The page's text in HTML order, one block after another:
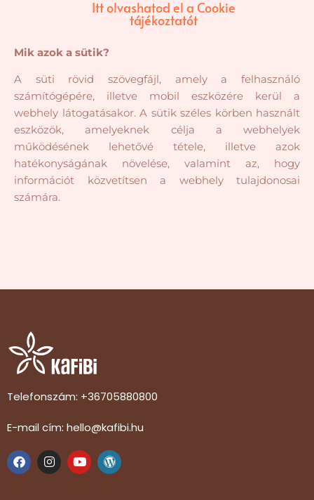
Itt olvashatod el a Cookie
tájékoztatót
Mik azok a sütik?
A süti rövid szövegfájl, amely a felhasználó
számítógépére, illetve mobil eszközére kerül a
webhely látogatásakor. A sütik széles körben használt
eszközök, amelyeknek célja a webhelyek
működésének lehetővé tétele, illetve azok
hatékonyságának növelése, valamint az, hogy
információt közvetítsen a webhely tulajdonosai
számára.
Telefonszám: +36705880800
E-mail cím: hello@kafibi.hu